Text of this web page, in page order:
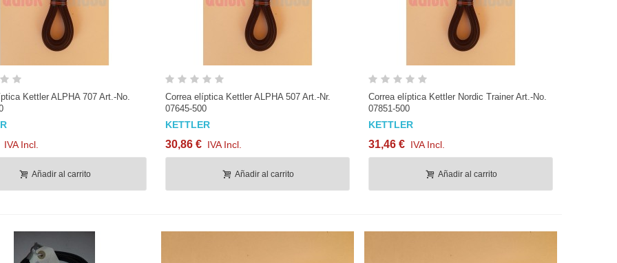
Kettler ALPHA 707 Art.-No.
IVA Incl.
Añadir al carrito
Correa elíptica Kettler ALPHA 507 Art.-Nr.
07645-500
KETTLER
30,86 € IVA Incl.
Añadir al carrito
Correa elíptica Kettler Nordic Trainer Art.-No.
07851-500
KETTLER
31,46 € IVA Incl.
Añadir al carrito